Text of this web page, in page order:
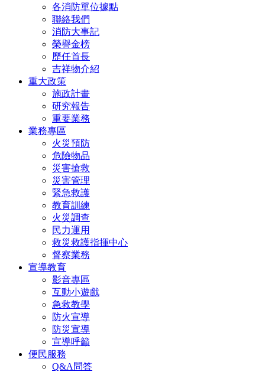
各消防單位據點
聯絡我們
消防大事記
榮譽金榜
歷任首長
吉祥物介紹
重大政策
施政計畫
研究報告
重要業務
業務專區
火災預防
危險物品
災害搶救
災害管理
緊急救護
教育訓練
火災調查
民力運用
救災救護指揮中心
督察業務
宣導教育
影音專區
互動小遊戲
急救教學
防火宣導
防災宣導
宣導呼籲
便民服務
Q&A問答